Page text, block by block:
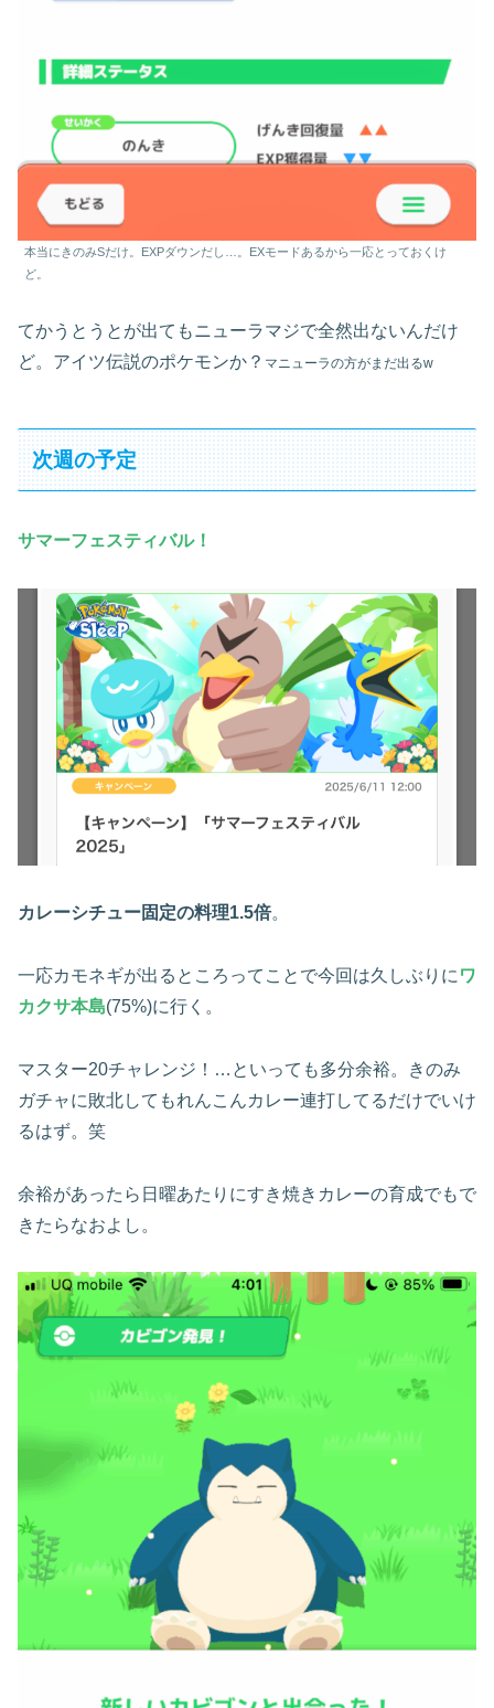
本当にきのみSだけ。EXPダウンだし…。EXモードあるから一応とっておくけ
ど。
てかうとうとが出てもニューラマジで全然出ないんだけ
ど。アイツ伝説のポケモンか？ マニューラの方がまだ出るw
次週の予定
サマーフェスティバル！
カレーシチュー固定の料理1.5倍。
一応カモネギが出るところってことで今回は久しぶりに ワ
カクサ本島(75%)に行く。
マスター20チャレンジ！…といっても多分余裕。きのみ
ガチャに敗北してもれんこんカレー連打してるだけでいけ
るはず。笑
余裕があったら日曜あたりにすき焼きカレーの育成でもで
きたらなおよし。